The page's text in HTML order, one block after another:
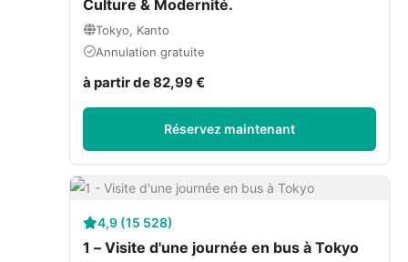
Culture & Modernité.
Tokyo, Kanto
Annulation gratuite
à partir de 82,99 €
Réservez maintenant
4,9 (15 528)
1 – Visite d'une journée en bus à Tokyo